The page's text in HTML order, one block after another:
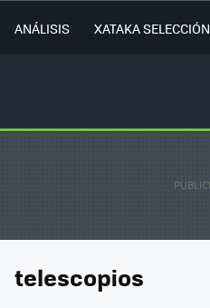
ANÁLISIS XATAKA SELECCIÓN
telescopios